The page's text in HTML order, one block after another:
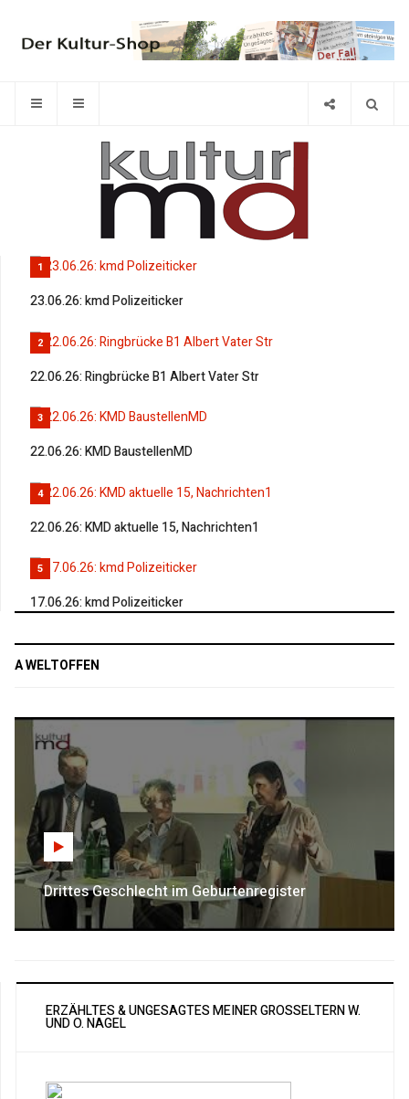
1
23.06.26: kmd Polizeiticker
2
22.06.26: Ringbrücke B1 Albert Vater Str
3
22.06.26: KMD BaustellenMD
4
22.06.26: KMD aktuelle 15, Nachrichten1
5
17.06.26: kmd Polizeiticker
A WELTOFFEN
Drittes Geschlecht im Geburtenregister
ERZÄHLTES & UNGESAGTES MEINER GROSSELTERN W. U
ND O. NAGEL